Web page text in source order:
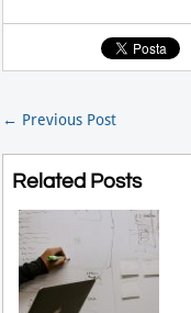
← Previous Post
Related Posts